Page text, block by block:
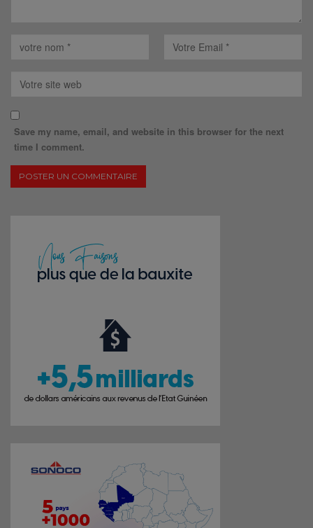
Save my name, email, and website in this browser for the next
time I comment.